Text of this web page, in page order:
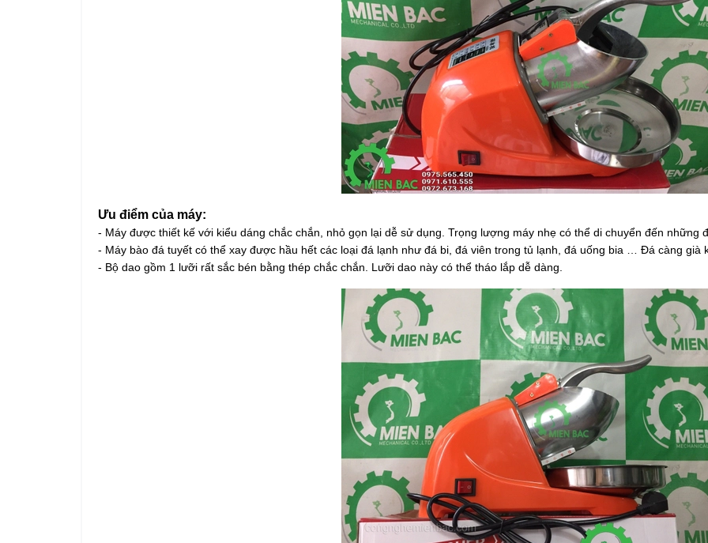
Ưu điểm của máy:
- Máy được thiết kế với kiểu dáng chắc chắn, nhỏ gọn lại dễ sử dụng. Trọng lượng máy nhẹ có thể di chuyển đến những
- Máy bào đá tuyết có thể xay được hầu hết các loại đá lạnh như đá bi, đá viên trong tủ lạnh, đá uống bia … Đá càng già
- Bộ dao gồm 1 lưỡi rất sắc bén bằng thép chắc chắn. Lưỡi dao này có thể tháo lắp dễ dàng.